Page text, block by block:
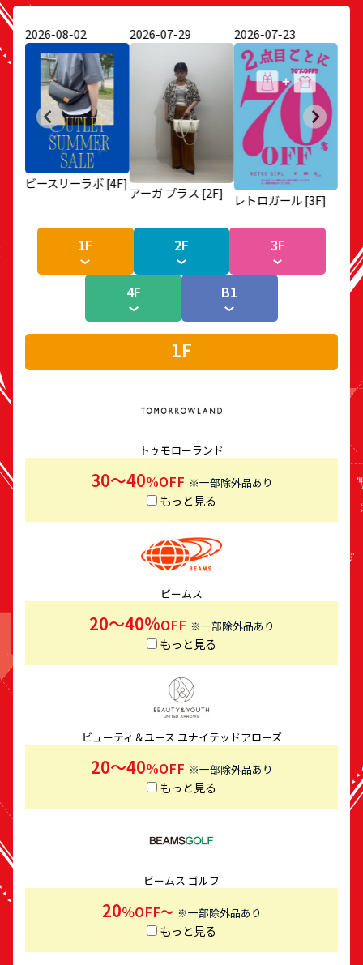
2026-08-02
ビースリーラボ [4F]
2026-07-29
アーガ プラス [2F]
2026-07-23
レトロガール [3F]
1F 2F 3F
4F B1
1F
トゥモローランド
30～40%OFF ※一部除外品あり
もっと見る
ビームス
20〜40%OFF ※一部除外品あり
もっと見る
ビューティ＆ユース ユナイテッドアローズ
20～40%OFF ※一部除外品あり
もっと見る
ビームス ゴルフ
20％OFF～ ※一部除外品あり
もっと見る